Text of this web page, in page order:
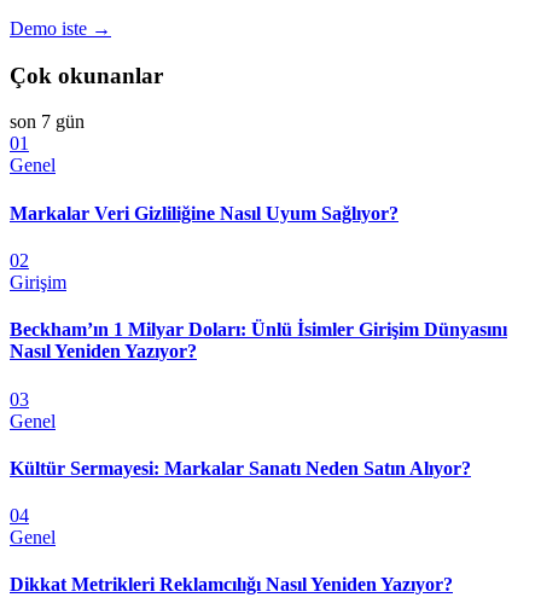
Demo iste →
Çok okunanlar
son 7 gün
01
Genel
Markalar Veri Gizliliğine Nasıl Uyum Sağlıyor?
02
Girişim
Beckham’ın 1 Milyar Doları: Ünlü İsimler Girişim Dünyasını
Nasıl Yeniden Yazıyor?
03
Genel
Kültür Sermayesi: Markalar Sanatı Neden Satın Alıyor?
04
Genel
Dikkat Metrikleri Reklamcılığı Nasıl Yeniden Yazıyor?